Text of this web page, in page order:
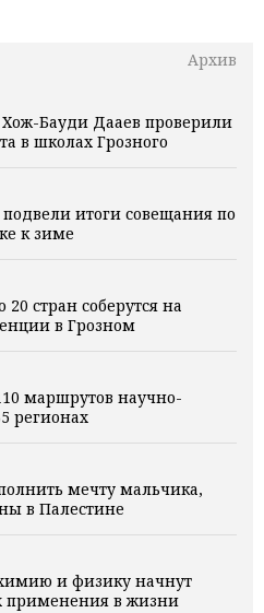
Архив
Бауди Дааев проверили
в школах Грозного
итоги совещания по
к зиме
20 стран соберутся на
в Грозном
маршрутов научно-
регионах
мечту мальчика,
в Палестине
и физику начнут
применения в жизни